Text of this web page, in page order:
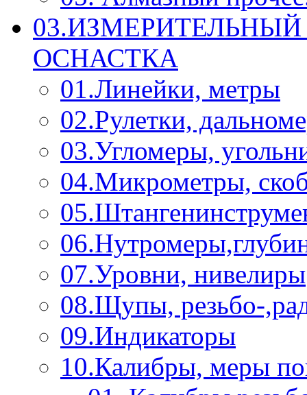
ОСНАСТКА
01.Линейки, метры
02.Рулетки,
03.Угломеры,
04.Микрометры,
07.Уровни, нивелиры
08.Щупы, резьбо-
09.Индикаторы
10.Калибры, меры